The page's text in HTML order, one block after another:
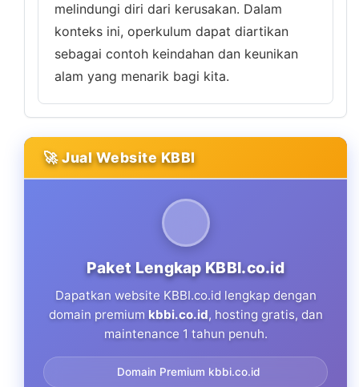
melindungi diri dari kerusakan. Dalam
konteks ini, operkulum dapat diartikan
sebagai contoh keindahan dan keunikan
alam yang menarik bagi kita.
🚀 Jual Website KBBI
Paket Lengkap KBBI.co.id
Dapatkan website KBBI.co.id lengkap dengan
domain premium kbbi.co.id, hosting gratis, dan
maintenance 1 tahun penuh.
Domain Premium kbbi.co.id